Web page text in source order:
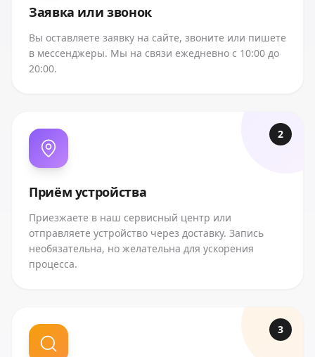
Заявка или звонок
Вы оставляете заявку на сайте, звоните или пишете
в мессенджеры. Мы на связи ежедневно с 10:00 до
20:00.
2
Приём устройства
Приезжаете в наш сервисный центр или
отправляете устройство через доставку. Запись
необязательна, но желательна для ускорения
процесса.
3